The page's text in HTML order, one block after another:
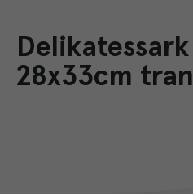
Delikatessark
28x33cm